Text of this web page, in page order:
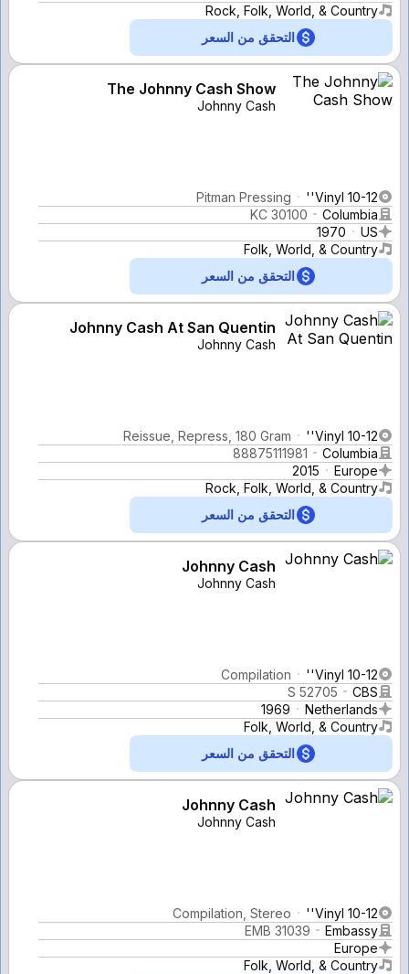
Rock, Folk, World, & Country
التحقق من السعر
The Johnny Cash Show
Johnny Cash
Vinyl 10-12''
Pitman Pressing
Columbia
KC 30100
US
1970
Folk, World, & Country
التحقق من السعر
Johnny Cash At San Quentin
Johnny Cash
Vinyl 10-12''
Reissue, Repress, 180 Gram
Columbia
88875111981
Europe
2015
Rock, Folk, World, & Country
التحقق من السعر
Johnny Cash
Johnny Cash
Vinyl 10-12''
Compilation
CBS
S 52705
Netherlands
1969
Folk, World, & Country
التحقق من السعر
Johnny Cash
Johnny Cash
Vinyl 10-12''
Compilation, Stereo
Embassy
EMB 31039
Europe
Folk, World, & Country